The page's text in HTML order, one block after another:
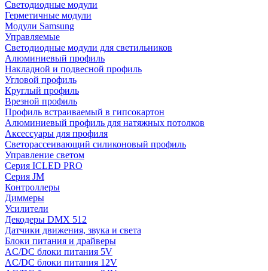
Светодиодные модули
Герметичные модули
Модули Samsung
Управляемые
Светодиодные модули для светильников
Алюминиевый профиль
Накладной и подвесной профиль
Угловой профиль
Круглый профиль
Врезной профиль
Профиль встраиваемый в гипсокартон
Алюминиевый профиль для натяжных потолков
Аксессуары для профиля
Светорассеивающий силиконовый профиль
Управление светом
Серия ICLED PRO
Серия JM
Контроллеры
Диммеры
Усилители
Декодеры DMX 512
Датчики движения, звука и света
Блоки питания и драйверы
AC/DC блоки питания 5V
AC/DC блоки питания 12V